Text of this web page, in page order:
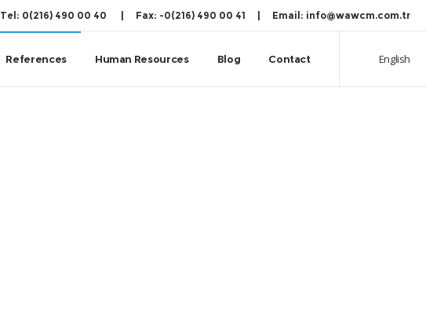
Tel: 0(216) 490 00 40‬ | Fax: -0(216) 490 00 41 | Email: info@wawcm.com.tr
English
References Human Resources Blog Contact